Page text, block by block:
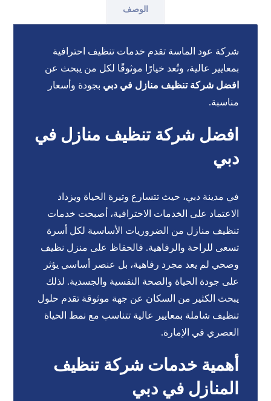
الوصف
شركة عود الماسة تقدم خدمات تنظيف احترافية
بمعايير عالية، وتُعد خيارًا موثوقًا لكل من يبحث عن
افضل شركة تنظيف منازل في دبي بجودة وأسعار
مناسبة.
افضل شركة تنظيف منازل في
دبي
في مدينة دبي، حيث تتسارع وتيرة الحياة ويزداد
الاعتماد على الخدمات الاحترافية، أصبحت خدمات
تنظيف منازل من الضروريات الأساسية لكل أسرة
تسعى للراحة والرفاهية. فالحفاظ على منزل نظيف
وصحي لم يعد مجرد رفاهية، بل عنصر أساسي يؤثر
على جودة الحياة والصحة النفسية والجسدية. لذلك
يبحث الكثير من السكان عن جهة موثوقة تقدم حلول
تنظيف شاملة بمعايير عالية تتناسب مع نمط الحياة
العصري في الإمارة.
أهمية خدمات شركة تنظيف
المنازل في دبي